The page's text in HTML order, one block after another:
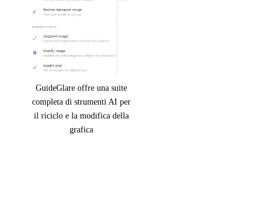
GuideGlare offre una suite
completa di strumenti AI per
il riciclo e la modifica della
grafica